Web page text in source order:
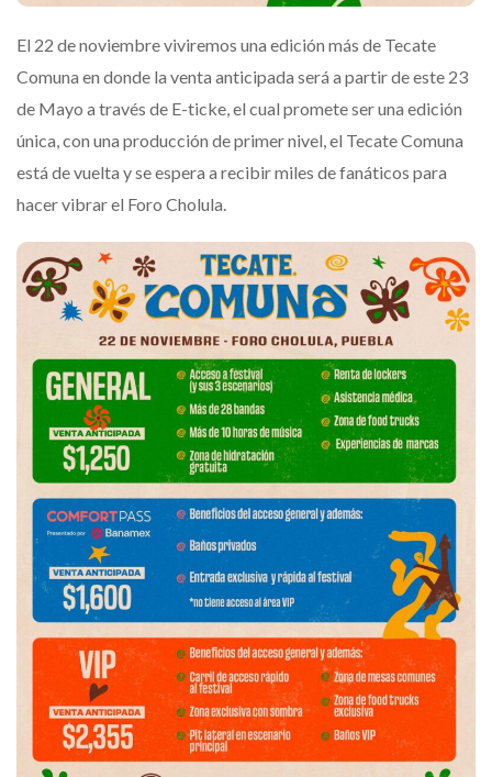
El 22 de noviembre viviremos una edición más de Tecate
Comuna en donde la venta anticipada será a partir de este 23
de Mayo a través de E-ticke, el cual promete ser una edición
única, con una producción de primer nivel, el Tecate Comuna
está de vuelta y se espera a recibir miles de fanáticos para
hacer vibrar el Foro Cholula.